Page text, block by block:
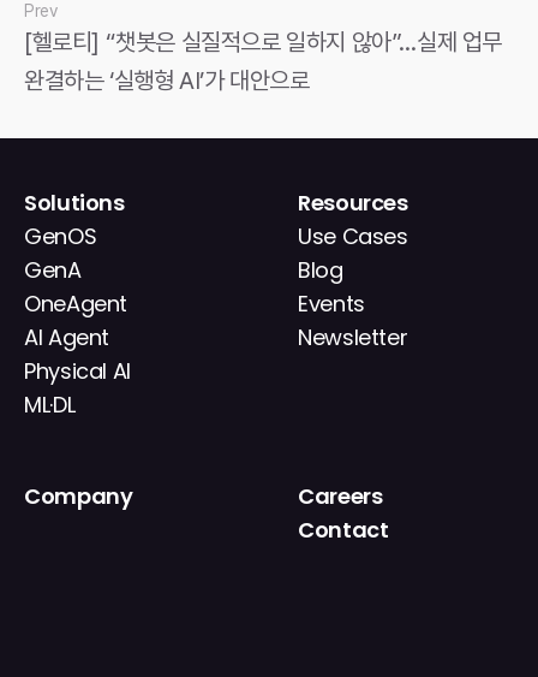
Prev
[헬로티] “챗봇은 실질적으로 일하지 않아”…실제 업무
완결하는 ‘실행형 AI’가 대안으로
Solutions
GenOS
GenA
OneAgent
AI Agent
Physical AI
ML·DL
Resources
Use Cases
Blog
Events
Newsletter
Company
Careers
Contact